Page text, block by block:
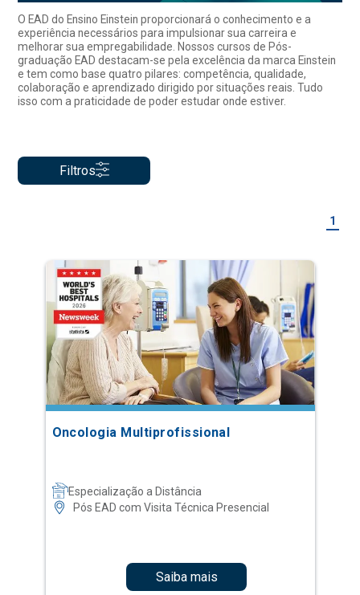
O EAD do Ensino Einstein proporcionará o conhecimento e a
experiência necessários para impulsionar sua carreira e
melhorar sua empregabilidade. Nossos cursos de Pós-
graduação EAD destacam-se pela excelência da marca Einstein
e tem como base quatro pilares: competência, qualidade,
colaboração e aprendizado dirigido por situações reais. Tudo
isso com a praticidade de poder estudar onde estiver.
Filtros
1
Oncologia Multiprofissional
Especialização a Distância
Pós EAD com Visita Técnica Presencial
Saiba mais